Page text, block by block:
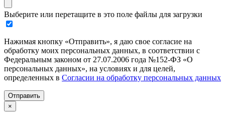
Выберите или перетащите в это поле файлы для загрузки
Нажимая кнопку «Отправить», я даю свое согласие на
обработку моих персональных данных, в соответствии с
Федеральным законом от 27.07.2006 года №152-ФЗ «О
персональных данных», на условиях и для целей,
определенных в Согласии на обработку персональных данных
Отправить
×